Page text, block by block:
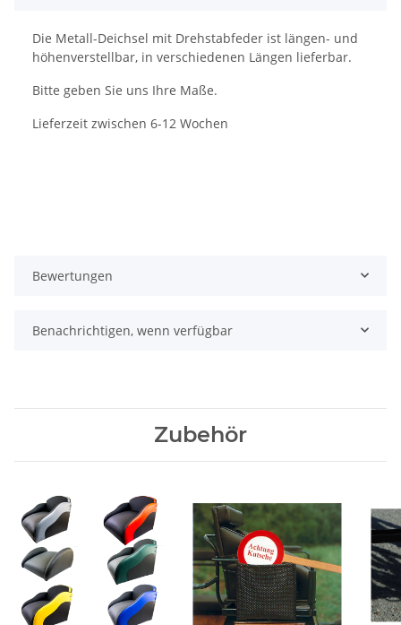
Die Metall-Deichsel mit Drehstabfeder ist längen- und
höhenverstellbar, in verschiedenen Längen lieferbar.
Bitte geben Sie uns Ihre Maße.
Lieferzeit zwischen 6-12 Wochen
Bewertungen
Benachrichtigen, wenn verfügbar
Zubehör